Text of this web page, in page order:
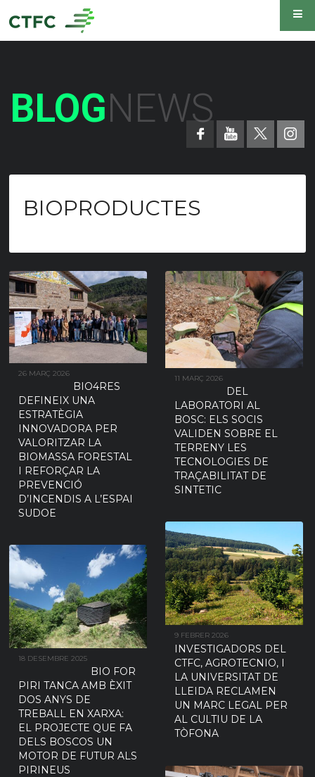
BLOGNEWS
BIOPRODUCTES
26 MARÇ 2026
BIO4RES
DEFINEIX UNA
ESTRATÈGIA
INNOVADORA PER
VALORITZAR LA
BIOMASSA FORESTAL
I REFORÇAR LA
PREVENCIÓ
D’INCENDIS A L’ESPAI
SUDOE
11 MARÇ 2026
DEL
LABORATORI AL
BOSC: ELS SOCIS
VALIDEN SOBRE EL
TERRENY LES
TECNOLOGIES DE
TRAÇABILITAT DE
SINTETIC
9 FEBRER 2026
INVESTIGADORS DEL
CTFC, AGROTECNIO, I
LA UNIVERSITAT DE
LLEIDA RECLAMEN
UN MARC LEGAL PER
AL CULTIU DE LA
TÒFONA
18 DESEMBRE 2025
BIO FOR
PIRI TANCA AMB ÈXIT
DOS ANYS DE
TREBALL EN XARXA:
EL PROJECTE QUE FA
DELS BOSCOS UN
MOTOR DE FUTUR ALS
PIRINEUS